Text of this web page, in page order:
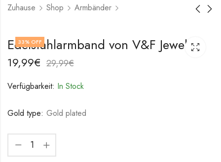
Zuhause Shop Armbänder
18K vergoldetes
Edelstahlarmband
18K vergoldetes
Edelstahlarmband
33% OFF
Edelstahlarmband von V&F Jewelers
19,99€ 29,99€
Verfügbarkeit: In Stock
Gold type: Gold plated